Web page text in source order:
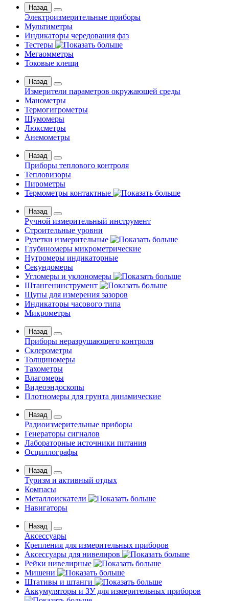
Назад
Электроизмерительные приборы
Мультиметры
Индикаторы чередования фаз
Тестеры
Мегаомметры
Токовые клещи
Назад
Измерители параметров окружающей среды
Манометры
Термогигрометры
Шумомеры
Люксметры
Анемометры
Назад
Приборы теплового контроля
Тепловизоры
Пирометры
Термометры контактные
Назад
Ручной измерительный инструмент
Строительные уровни
Рулетки измерительные
Глубиномеры микрометрические
Нутромеры индикаторные
Секундомеры
Угломеры и уклономеры
Штангенинструмент
Щупы для измерения зазоров
Индикаторы часового типа
Микрометры
Назад
Приборы неразрушающего контроля
Склерометры
Толщиномеры
Тахометры
Влагомеры
Видеоэндоскопы
Плотномеры для грунта динамические
Назад
Радиоизмерительные приборы
Генераторы сигналов
Лабораторные источники питания
Осциллографы
Назад
Туризм и активный отдых
Компасы
Металлоискатели
Навигаторы
Назад
Аксессуары
Крепления для измерительных приборов
Аксессуары для нивелиров
Рейки нивелирные
Мишени
Штативы и штанги
Аккумуляторы и ЗУ для измерительных приборов